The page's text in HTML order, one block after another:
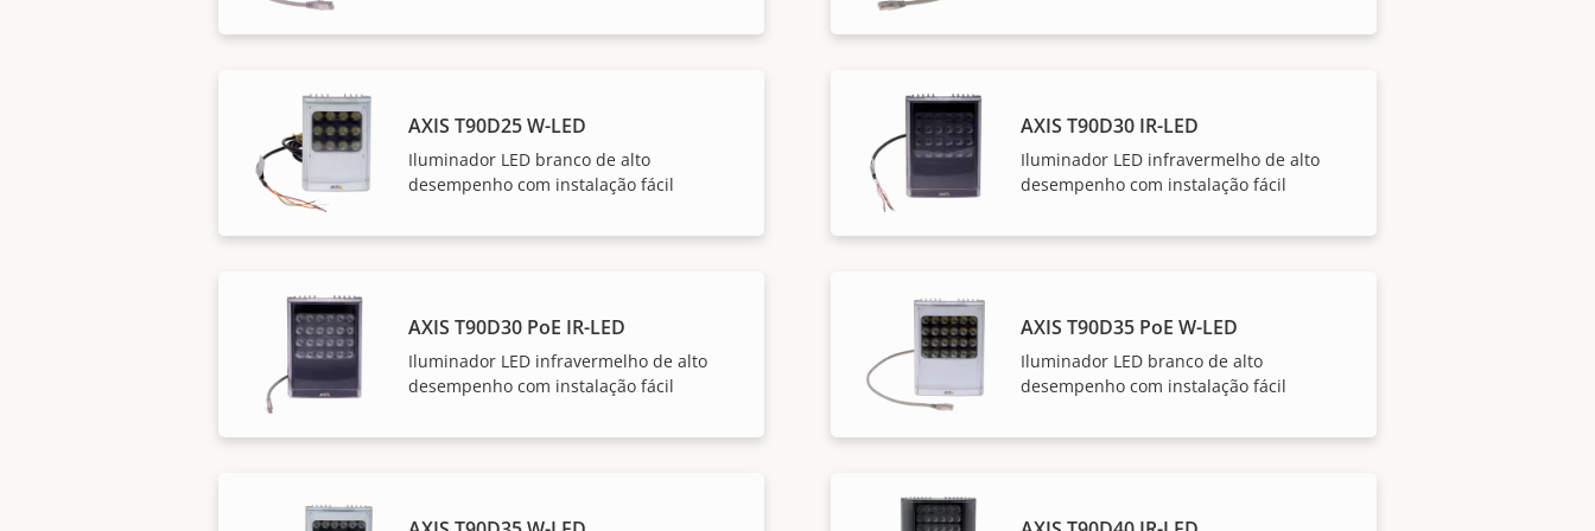
AXIS T90D25 W-LED
Iluminador LED branco de alto
desempenho com instalação fácil
AXIS T90D30 IR-LED
Iluminador LED infravermelho de alto
desempenho com instalação fácil
AXIS T90D30 PoE IR-LED
Iluminador LED infravermelho de alto
desempenho com instalação fácil
AXIS T90D35 PoE W-LED
Iluminador LED branco de alto
desempenho com instalação fácil